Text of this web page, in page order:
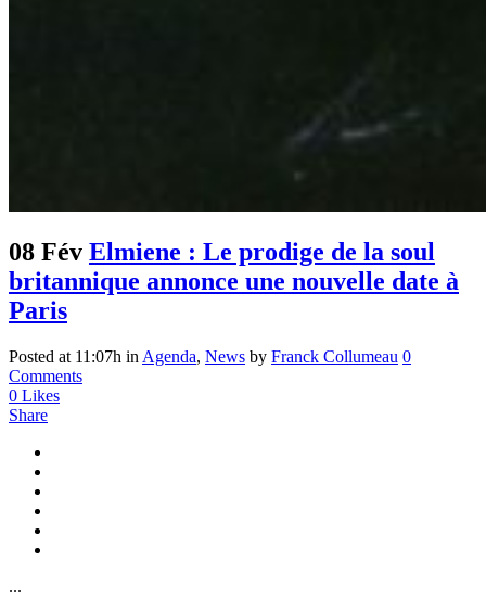
08 Fév Elmiene : Le prodige de la soul
britannique annonce une nouvelle date à
Paris
Posted at 11:07h in Agenda, News by Franck Collumeau 0
Comments
0 Likes
Share
...